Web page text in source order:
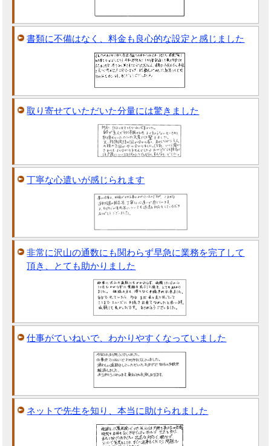
書類に不備はなく、料金も良心的な設定と感じました
取り寄せていただいた分量には驚きました
丁寧な心遣いが感じられます
非常に沢山の通数にも関わらず早急に業務を完了して
頂き、とても助かりました
仕事がていねいで、わかりやすくなっていました
ネットで先生を知り、本当に助けられました